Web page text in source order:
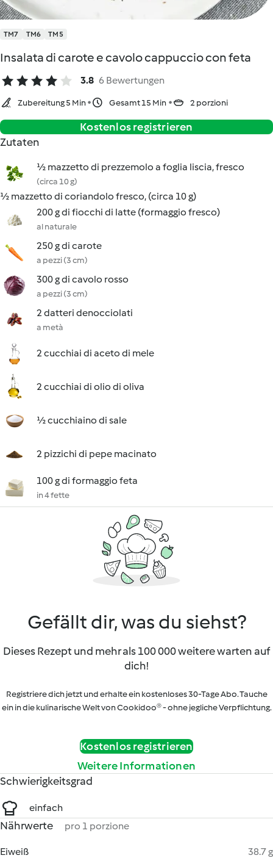
TM7 TM6 TM5
Insalata di carote e cavolo cappuccio con feta
3.8 6 Bewertungen
Zubereitung 5 Min Gesamt 15 Min 2 porzioni
Kostenlos registrieren
Zutaten
½ mazzetto di prezzemolo a foglia liscia, fresco
(circa 10 g)
½ mazzetto di coriandolo fresco, (circa 10 g)
200 g di fiocchi di latte (formaggio fresco)
al naturale
250 g di carote
a pezzi (3 cm)
300 g di cavolo rosso
a pezzi (3 cm)
2 datteri denocciolati
a metà
2 cucchiai di aceto di mele
2 cucchiai di olio di oliva
½ cucchiaino di sale
2 pizzichi di pepe macinato
100 g di formaggio feta
in 4 fette
Gefällt dir, was du siehst?
Dieses Rezept und mehr als 100 000 weitere warten auf
dich!
Registriere dich jetzt und erhalte ein kostenloses 30-Tage Abo. Tauche
ein in die kulinarische Welt von Cookidoo® - ohne jegliche Verpflichtung.
Kostenlos registrieren
Weitere Informationen
Schwierigkeitsgrad
einfach
Nährwerte pro 1 porzione
Eiweiß
38.7 g